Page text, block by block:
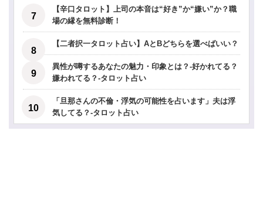
【辛口タロット】上司の本音は“好き”か“嫌い”か？職
場の縁を無料診断！
【二者択一タロット占い】AとBどちらを選べばいい？
異性が噂するあなたの魅力・印象とは？-好かれてる？
嫌われてる？-タロット占い
「旦那さんの不倫・浮気の可能性を占います」夫は浮
気してる？-タロット占い